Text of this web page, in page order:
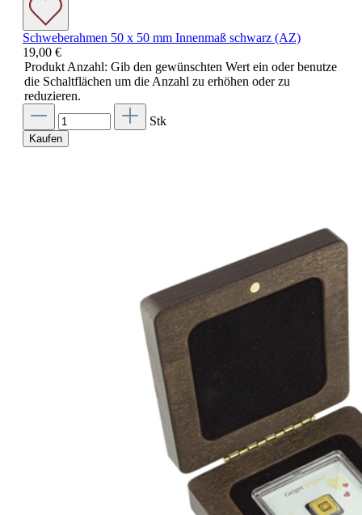
Schweberahmen 50 x 50 mm Innenmaß schwarz (AZ)
19,00 €
Produkt Anzahl: Gib den gewünschten Wert ein oder benutze
die Schaltflächen um die Anzahl zu erhöhen oder zu
reduzieren.
Stk
Kaufen